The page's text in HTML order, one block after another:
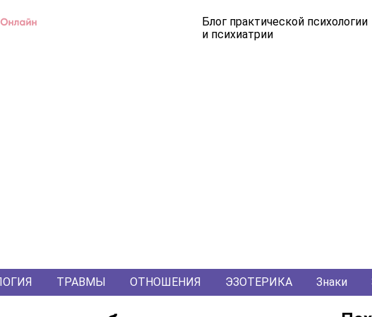
Блог практической психологии
и психиатрии
ТРАВМЫ ОТНОШЕНИЯ ЭЗОТЕРИКА Знаки